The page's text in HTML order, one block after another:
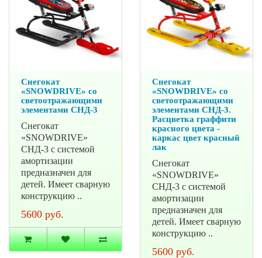
Снегокат
«SNOWDRIVE» со
светоотражающими
элементами СНД-3
Снегокат
«SNOWDRIVE»
СНД-3 с системой
амортизации
предназначен для
детей. Имеет сварную
конструкцию ..
5600 руб.
Снегокат
«SNOWDRIVE» со
светоотражающими
элементами СНД-3.
Расцветка граффити
красного цвета -
каркас цвет красный
лак
Снегокат
«SNOWDRIVE»
СНД-3 с системой
амортизации
предназначен для
детей. Имеет сварную
конструкцию ..
5600 руб.